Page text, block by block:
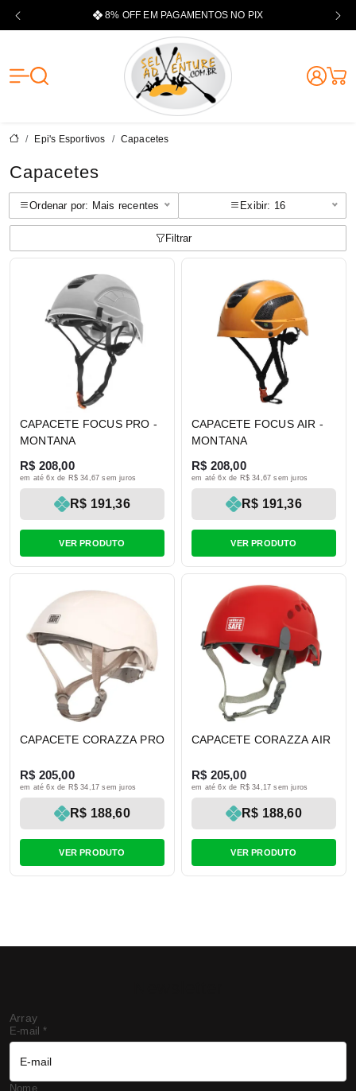
Epi's Esportivos Capacetes
Capacetes
Ordenar por: Mais recentes Exibir: 16
Filtrar
CAPACETE FOCUS PRO -
MONTANA
R$ 208,00
R$ 191,36
em até 6x de R$ 34,67 sem juros
VER PRODUTO
CAPACETE FOCUS AIR -
MONTANA
R$ 208,00
R$ 191,36
em até 6x de R$ 34,67 sem juros
VER PRODUTO
CAPACETE CORAZZA PRO
R$ 205,00
R$ 188,60
em até 6x de R$ 34,17 sem juros
VER PRODUTO
CAPACETE CORAZZA AIR
R$ 205,00
R$ 188,60
em até 6x de R$ 34,17 sem juros
VER PRODUTO
Array
E-mail *
Nome